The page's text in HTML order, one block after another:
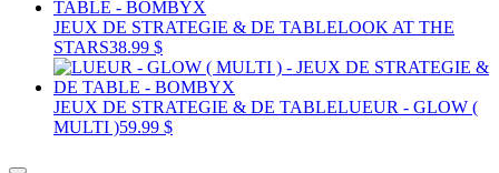
JEUX DE STRATEGIE & DE TABLELOOK AT THE
STARS38.99 $
JEUX DE STRATEGIE & DE TABLELUEUR - GLOW (
MULTI )59.99 $